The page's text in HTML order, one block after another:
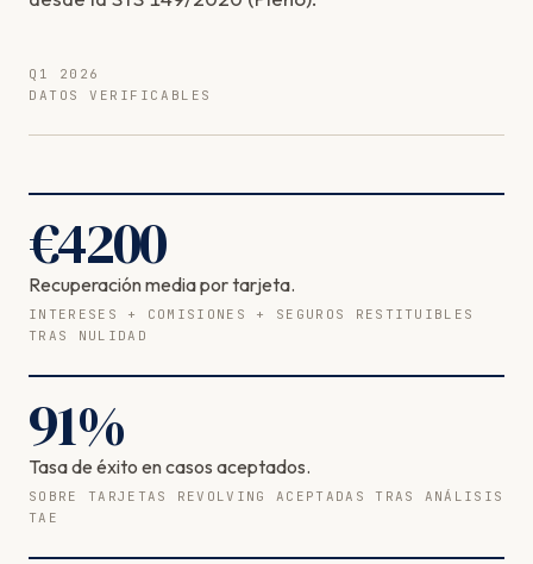
Q1 2026
DATOS VERIFICABLES
€4200
Recuperación media por tarjeta.
INTERESES + COMISIONES + SEGUROS RESTITUIBLES
TRAS NULIDAD
91%
Tasa de éxito en casos aceptados.
SOBRE TARJETAS REVOLVING ACEPTADAS TRAS ANÁLISIS
TAE